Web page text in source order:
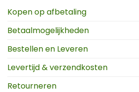
Kopen op afbetaling
Betaalmogelijkheden
Bestellen en Leveren
Levertijd & verzendkosten
Retourneren